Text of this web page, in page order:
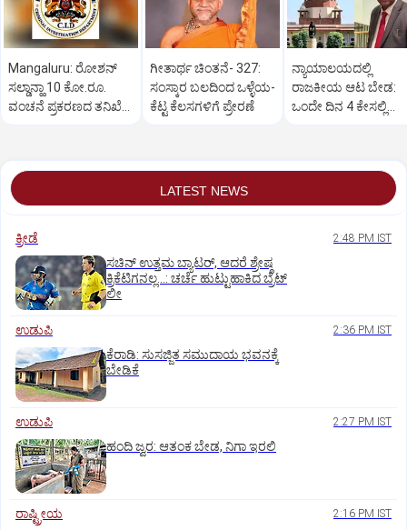
Mangaluru: ರೋಶನ್‌
ಸಲ್ಡಾನ್ಹಾ 10 ಕೋ.ರೂ.
ವಂಚನೆ ಪ್ರಕರಣದ ತನಿಖೆ
ಗೀತಾರ್ಥ ಚಿಂತನೆ- 327:
ಸಂಸ್ಕಾರ ಬಲದಿಂದ ಒಳ್ಳೆಯ-
ಕೆಟ್ಟ ಕೆಲಸಗಳಿಗೆ ಪ್ರೇರಣೆ
ನ್ಯಾಯಾಲಯದಲ್ಲಿ
ರಾಜಕೀಯ ಆಟ ಬೇಡ:
ಒಂದೇ ದಿನ 4 ಕೇಸಲ್ಲಿ
LATEST NEWS
ಕ್ರೀಡೆ 2:48 PM IST
ಸಚಿನ್‌ ಉತ್ತಮ ಬ್ಯಾಟರ್‌, ಆದರೆ ಶ್ರೇಷ್ಠ
ಕ್ರಿಕೆಟಿಗನಲ್ಲ…: ಚರ್ಚೆ ಹುಟ್ಟುಹಾಕಿದ ಬ್ರೆಟ್‌
ಲೀ
ಉಡುಪಿ 2:36 PM IST
ಕೆರಾಡಿ: ಸುಸಜ್ಜಿತ ಸಮುದಾಯ ಭವನಕ್ಕೆ
ಬೇಡಿಕೆ
ಉಡುಪಿ 2:27 PM IST
ಹಂದಿ ಜ್ವರ: ಆತಂಕ ಬೇಡ, ನಿಗಾ ಇರಲಿ
ರಾಷ್ಟ್ರೀಯ 2:16 PM IST